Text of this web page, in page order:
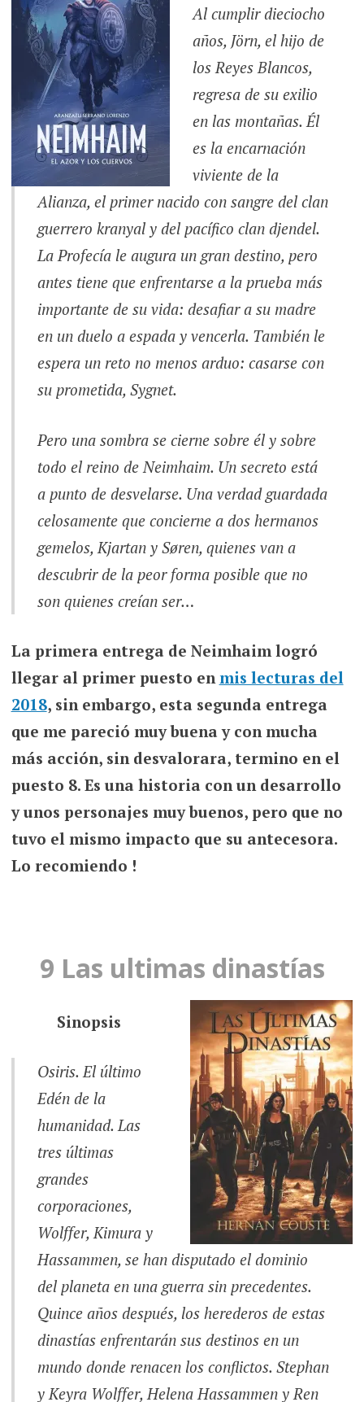
Al cumplir dieciocho
años, Jörn, el hijo de
los Reyes Blancos,
regresa de su exilio
en las montañas. Él
es la encarnación
viviente de la
Alianza, el primer nacido con sangre del clan
guerrero kranyal y del pacífico clan djendel.
La Profecía le augura un gran destino, pero
antes tiene que enfrentarse a la prueba más
importante de su vida: desafiar a su madre
en un duelo a espada y vencerla. También le
espera un reto no menos arduo: casarse con
su prometida, Sygnet.
Pero una sombra se cierne sobre él y sobre
todo el reino de Neimhaim. Un secreto está
a punto de desvelarse. Una verdad guardada
celosamente que concierne a dos hermanos
gemelos, Kjartan y Søren, quienes van a
descubrir de la peor forma posible que no
son quienes creían ser…
La primera entrega de Neimhaim logró
llegar al primer puesto enmis lecturas del
2018, sin embargo, esta segunda entrega
que me pareció muy buena y con mucha
más acción, sin desvalorara, termino en el
puesto 8. Es una historia con un desarrollo
y unos personajes muy buenos, pero que no
tuvo el mismo impacto que su antecesora.
Lo recomiendo !
9 Las ultimas dinastías
Sinopsis
Osiris. El último
Edén de la
humanidad. Las
tres últimas
grandes
corporaciones,
Wolffer, Kimura y
Hassammen, se han disputado el dominio
del planeta en una guerra sin precedentes.
Quince años después, los herederos de estas
dinastías enfrentarán sus destinos en un
mundo donde renacen los conflictos. Stephan
y Keyra Wolffer, Helena Hassammen y Ren